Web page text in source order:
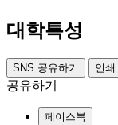
대학특성
SNS 공유하기 인쇄
공유하기
페이스북